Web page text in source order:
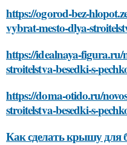
https://ogorod-bez-
vybrat-mesto-dlya-
https://idealnaya-
stroitelstva-besedki-s-
https://doma-otido.ru/
stroitelstva-besedki-s-
Как сделать крышу для